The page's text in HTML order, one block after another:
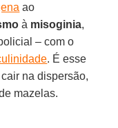
ao
à misoginia,
– com o
. É esse
na dispersão,
mazelas.